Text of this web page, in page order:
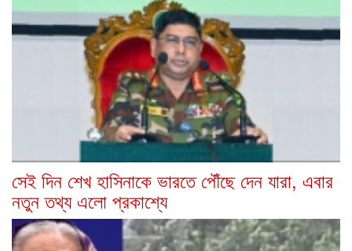
সেই দিন শেখ হাসিনাকে ভারতে পৌঁছে দেন যারা, এবার
নতুন তথ্য এলো প্রকাশ্যে